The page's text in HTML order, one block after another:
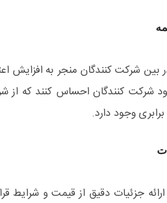
شرکت کنندگان منجر به افزایش
شرکت کنندگان احساس کنند که از
وجود دارد.
جزئیات دقیق از قیمت و شرایط